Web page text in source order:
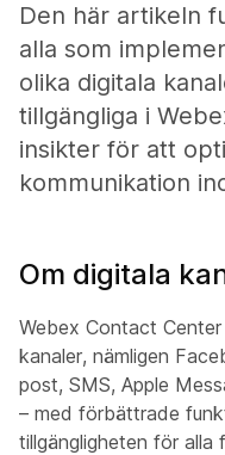
Den här artikeln
alla som
olika digitala
tillgängliga i
insikter för att
kommunikation
Om digitala
Webex Contact
kanaler, nämligen
post, SMS, Apple
– med förbättrade
tillgängligheten för